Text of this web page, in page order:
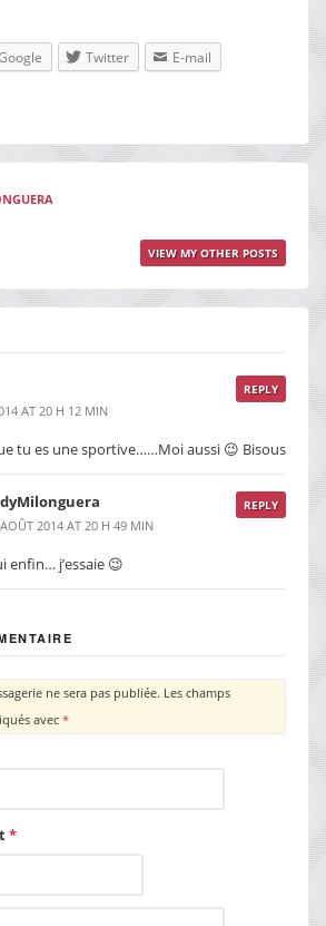
Twitter
E-mail
VIEW MY OTHER POSTS
REPLY
AT 20 H 12 MIN
tu es une sportive……Moi aussi 😉 Bisous
REPLY
2014 AT 20 H 49 MIN
enfin… j’essaie 😉
ne sera pas publiée. Les champs
avec *
*